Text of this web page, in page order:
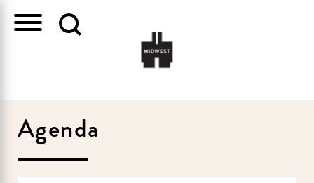
Agenda